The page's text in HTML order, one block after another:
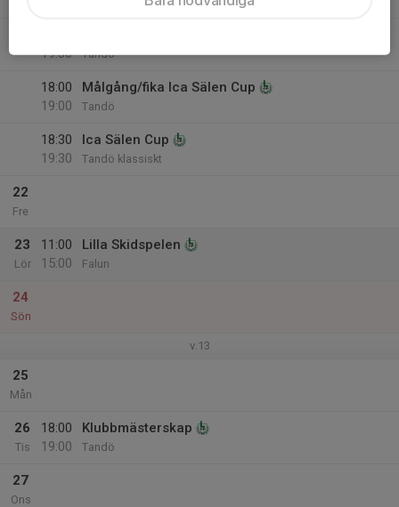
19:30
Tandö
18:00
19:00
Målgång/fika Ica Sälen Cup
Tandö
18:30
19:30
Ica Sälen Cup
Tandö klassiskt
22
Fre
23
Lör
11:00
15:00
Lilla Skidspelen
Falun
24
Sön
v.13
25
Mån
26
Tis
18:00
19:00
Klubbmästerskap
Tandö
27
Ons